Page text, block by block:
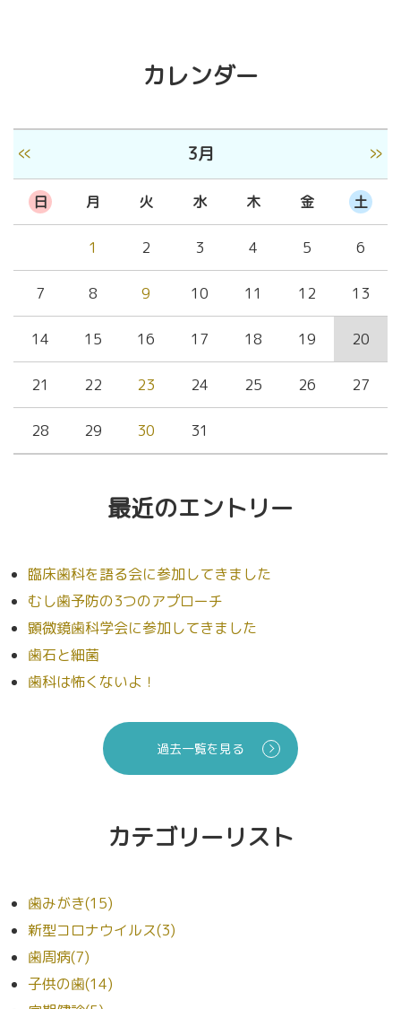
カレンダー
« 3月 »
日 月 火 水 木 金 土
1 2 3 4 5 6
7 8 9 10 11 12 13
14 15 16 17 18 19 20
21 22 23 24 25 26 27
28 29 30 31
最近のエントリー
臨床歯科を語る会に参加してきました
むし歯予防の3つのアプローチ
顕微鏡歯科学会に参加してきました
歯石と細菌
歯科は怖くないよ！
過去一覧を見る
カテゴリーリスト
歯みがき(15)
新型コロナウイルス(3)
歯周病(7)
子供の歯(14)